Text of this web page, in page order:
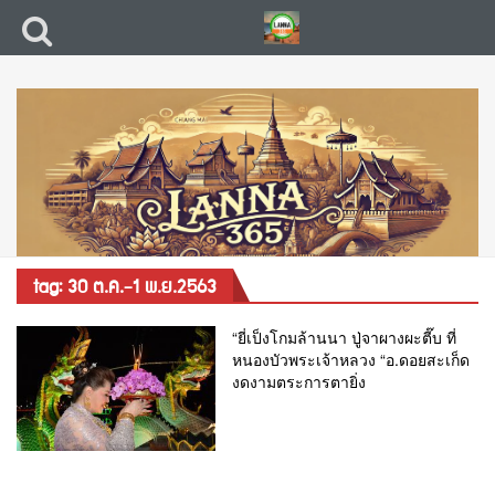
tag: 30 ต.ค.-1 พ.ย.2563
“ยี่เป็งโกมล้านนา ปู่จาผางผะตี๊บ ที่
หนองบัวพระเจ้าหลวง “อ.ดอยสะเก็ด
งดงามตระการตายิ่ง